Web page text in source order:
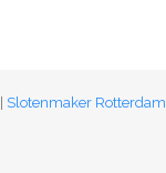
Slotenmaker Rotterdam